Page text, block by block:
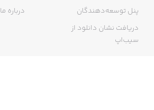
پنل توسعه‌دهندگان
دریافت نشان دانلود از
سیب‌اپ
درباره ما